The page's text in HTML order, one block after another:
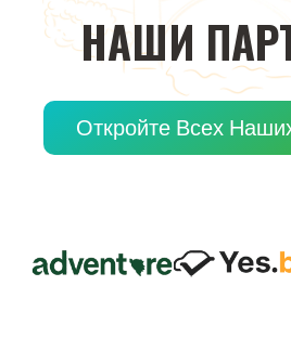
НАШИ
Откройте Всех